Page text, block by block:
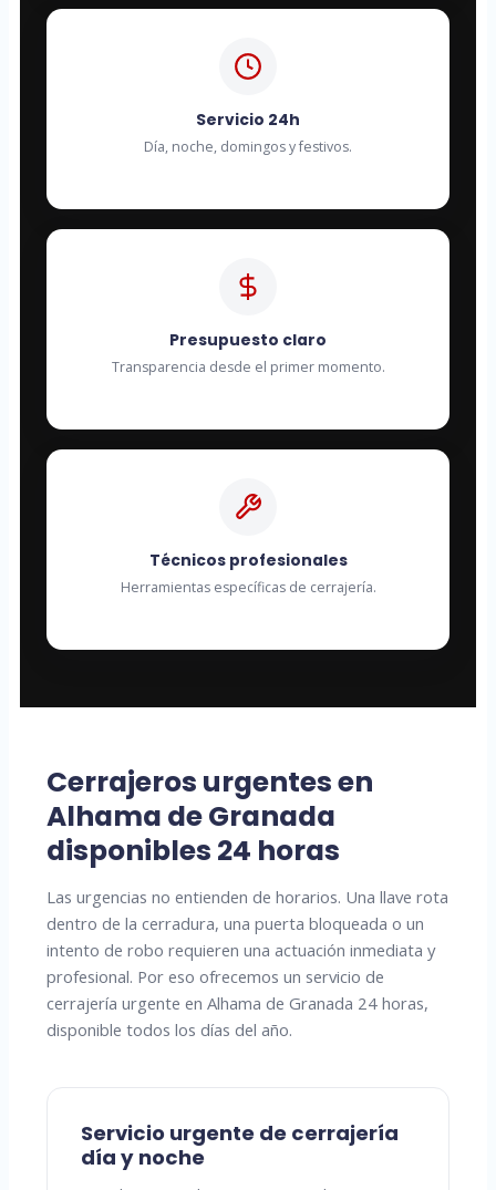
Servicio 24h
Día, noche, domingos y festivos.
Presupuesto claro
Transparencia desde el primer momento.
Técnicos profesionales
Herramientas específicas de cerrajería.
Cerrajeros urgentes en
Alhama de Granada
disponibles 24 horas
Las urgencias no entienden de horarios. Una llave rota
dentro de la cerradura, una puerta bloqueada o un
intento de robo requieren una actuación inmediata y
profesional. Por eso ofrecemos un servicio de
cerrajería urgente en Alhama de Granada 24 horas,
disponible todos los días del año.
Servicio urgente de cerrajería
día y noche